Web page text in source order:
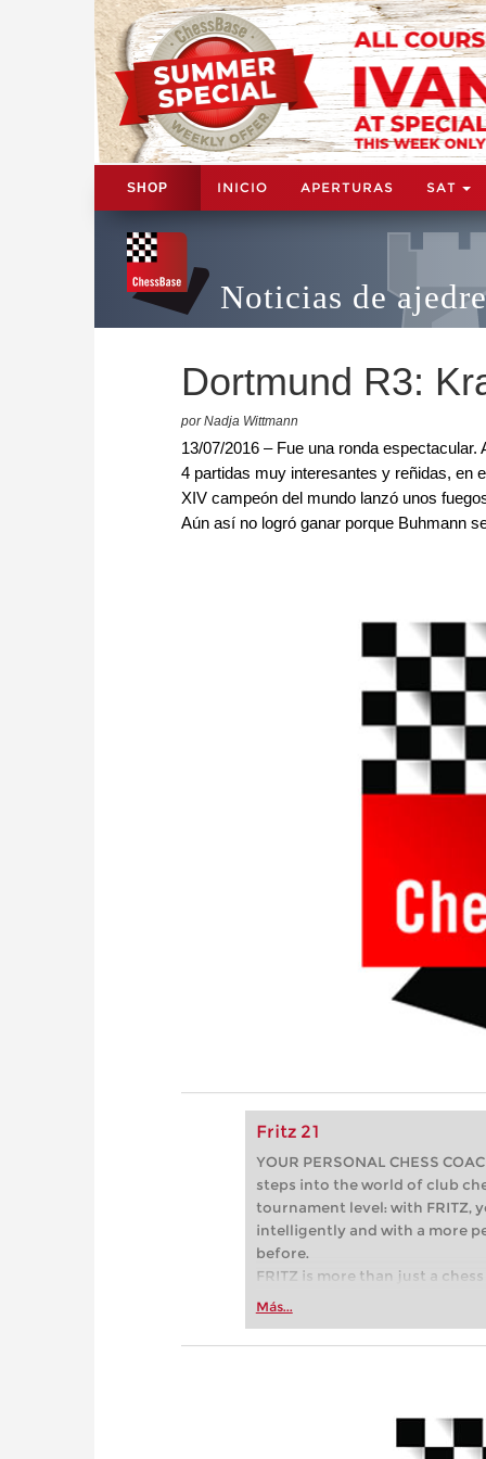
SHOP INICIO APERTURAS SAT
Noticias de
Dortmund R3:
por Nadja Wittmann
13/07/2016 – Fue una ronda
4 partidas muy interesantes y reñidas, en
XIV campeón del mundo lanzó unos
Aún así no logró ganar porque Buhmann
Fritz 21
YOUR PERSONAL CHESS
steps into the world of club
tournament level: with FRITZ,
intelligently and with a more
before.
FRITZ is more than just a
Whether you’re taking your
more efficiently, intelligently
Más...